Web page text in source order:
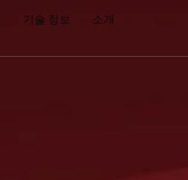
기술 정보 소개